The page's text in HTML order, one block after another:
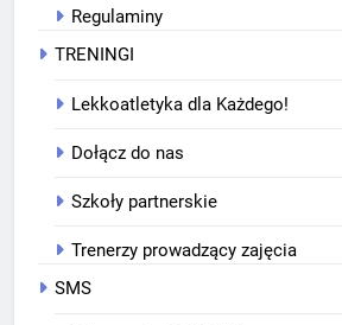
Regulaminy
TRENINGI
Lekkoatletyka dla Każdego!
Dołącz do nas
Szkoły partnerskie
Trenerzy prowadzący zajęcia
SMS